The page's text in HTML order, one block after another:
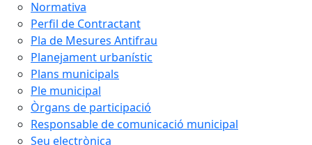
Normativa
Perfil de Contractant
Pla de Mesures Antifrau
Planejament urbanístic
Plans municipals
Ple municipal
Òrgans de participació
Responsable de comunicació municipal
Seu electrònica